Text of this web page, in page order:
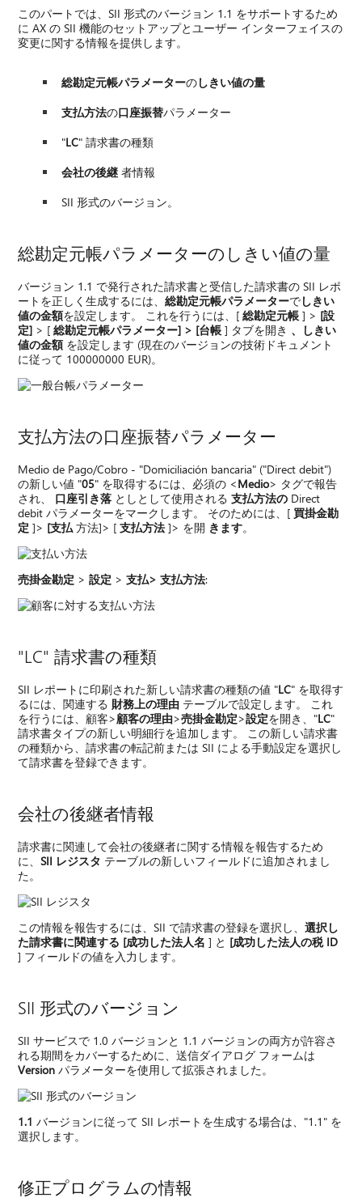
このパートでは、SII 形式のバージョン 1.1 をサポートするため
に AX の SII 機能のセットアップとユーザー インターフェイスの
変更に関する情報を提供します。
総勘定元帳パラメーターのしきい値の量
支払方法の口座振替パラメーター
"LC" 請求書の種類
会社の後継 者情報
SII 形式のバージョン。
総勘定元帳パラメーターのしきい値の量
バージョン 1.1 で発行された請求書と受信した請求書の SII レポ
ートを正しく生成するには、総勘定元帳パラメーターでしきい
値の金額を設定します。 これを行うには、[総勘定元帳 ] > [設
定] > [総勘定元帳パラメーター] > [台帳] タブを開き 、しきい
値の金額を設定します (現在のバージョンの技術ドキュメント
に従って 100000000 EUR)。
支払方法の口座振替パラメーター
Medio de Pago/Cobro - "Domiciliación bancaria" ("Direct debit")
の新しい値 "05" を取得するには、必須の <Medio> タグで報告
され、 口座引き落 としとして使用される支払方法の Direct
debit パラメーターをマークします。 そのためには、[ 買掛金勘
定]> [支払方法]> [支払方法]> を開 きます。
売掛金勘定 >設定 >支払>支払方法:
"LC" 請求書の種類
SII レポートに印刷された新しい請求書の種類の値 "LC" を取得す
るには、関連する 財務上の理由 テーブルで設定します。 これ
を行うには、顧客>顧客の理由>売掛金勘定>設定を開き、"LC"
請求書タイプの新しい明細行を追加します。 この新しい請求書
の種類から、請求書の転記前または SII による手動設定を選択し
て請求書を登録できます。
会社の後継者情報
請求書に関連して会社の後継者に関する情報を報告するため
に、SII レジスタ テーブルの新しいフィールドに追加されまし
た。
この情報を報告するには、SII で請求書の登録を選択し、選択し
た請求書に関連する [成功した法人名 ] と [成功した法人の税 ID
] フィールドの値を入力します。
SII 形式のバージョン
SII サービスで 1.0 バージョンと 1.1 バージョンの両方が許容さ
れる期間をカバーするために、送信ダイアログ フォームは
Version パラメーターを使用して拡張されました。
1.1 バージョンに従って SII レポートを生成する場合は、"1.1" を
選択します。
修正プログラムの情報